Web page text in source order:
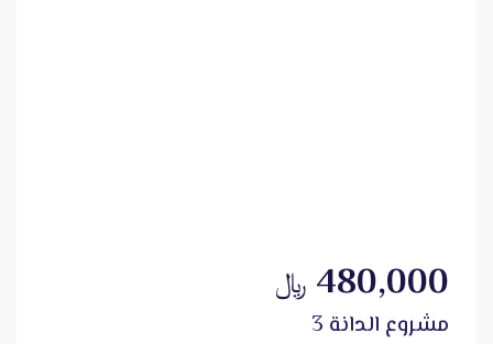
480,000 ﷼
مشروع الدانة 3